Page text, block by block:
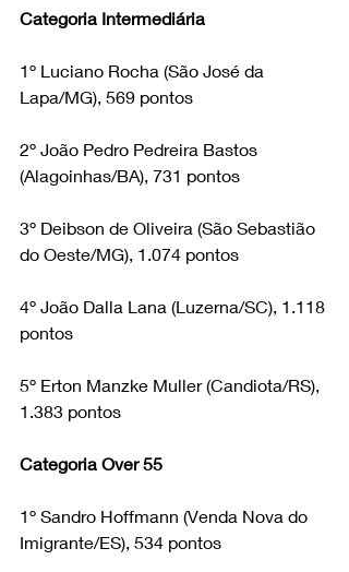
Categoria Intermediária
1º Luciano Rocha (São José da
Lapa/MG), 569 pontos
2º João Pedro Pedreira Bastos
(Alagoinhas/BA), 731 pontos
3º Deibson de Oliveira (São Sebastião
do Oeste/MG), 1.074 pontos
4º João Dalla Lana (Luzerna/SC), 1.118
pontos
5º Erton Manzke Muller (Candiota/RS),
1.383 pontos
Categoria Over 55
1º Sandro Hoffmann (Venda Nova do
Imigrante/ES), 534 pontos